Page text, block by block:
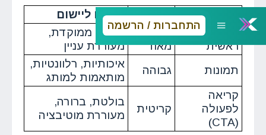
התחברות / הרשמה
אלמנט חשיבות טיפים ליישום
כותרת
ראשית
גבוהה
מאוד
קצרה, ממוקדת,
מעוררת עניין
תמונות
גבוהה
איכותיות, רלוונטיות,
מותאמות למותג
קריאה
לפעולה
(CTA)
קריטית
בולטת, ברורה,
מעוררת מוטיבציה